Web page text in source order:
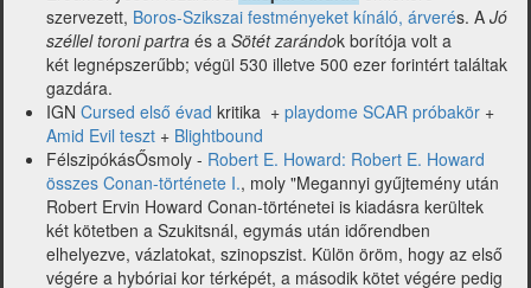
szervezett, Boros-Szikszai festményeket kínáló, árverés. A Jó
széllel toroni partra és a Sötét zarándok borítója volt a
két legnépszerűbb; végül 530 illetve 500 ezer forintért találtak
gazdára.
IGN Cursed első évad kritika + playdome SCAR próbakör +
Amid Evil teszt + Blightbound
FélszipókásŐsmoly - Robert E. Howard: Robert E. Howard
összes Conan-története I., moly "Megannyi gyűjtemény után
Robert Ervin Howard Conan-történetei is kiadásra kerültek
két kötetben a Szukitsnál, egymás után időrendben
elhelyezve, vázlatokat, szinopszist. Külön öröm, hogy az első
végére a hybóriai kor térképét, a második kötet végére pedig